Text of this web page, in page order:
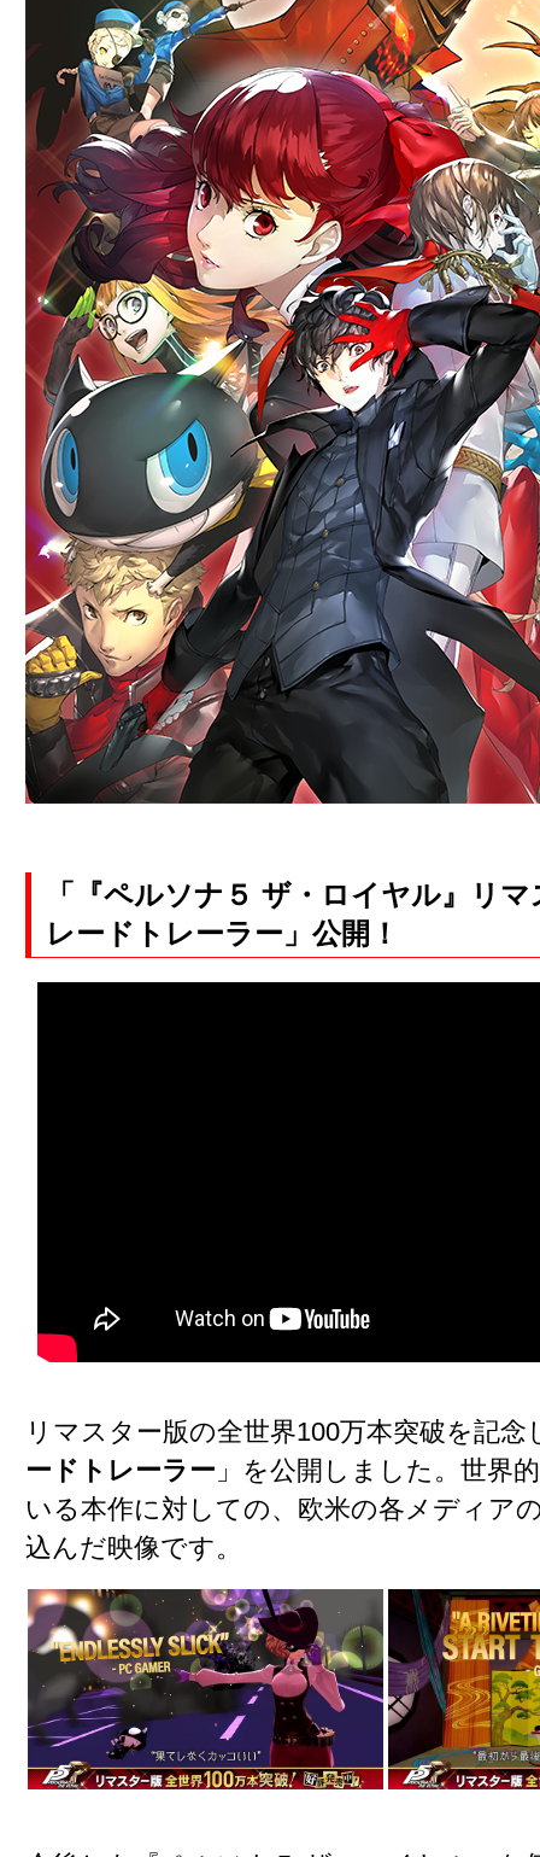
「『ペルソナ５ ザ・ロイヤル』リ
レードトレーラー」公開！
リマスター版の全世界100万本突破を記念
ードトレーラー 」を公開しました。世界
いる本作に対しての、欧米の各メディア
込んだ映像です。